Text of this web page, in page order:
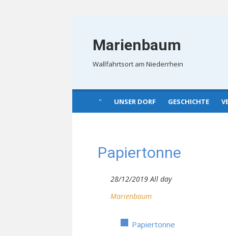
Marienbaum
Wallfahrtsort am Niederrhein
UNSER DORF GESCHICHTE
Papiertonne
28/12/2019 All day
Marienbaum
Papiertonne